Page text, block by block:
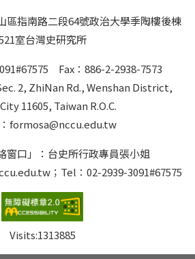
區指南路二段64號政治大學季陶樓後棟
室台灣史研究所
Fax：886-2-2938-7573
2, ZhiNan Rd., Wenshan District,
11605, Taiwan R.O.C.
formosa@nccu.edu.tw
窗口」：台史所行政專員張小姐
；Tel：02-2939-3091#67575
Visits:1313885